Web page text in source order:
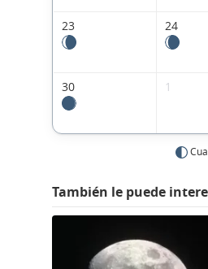
23 24
30
1
También le puede